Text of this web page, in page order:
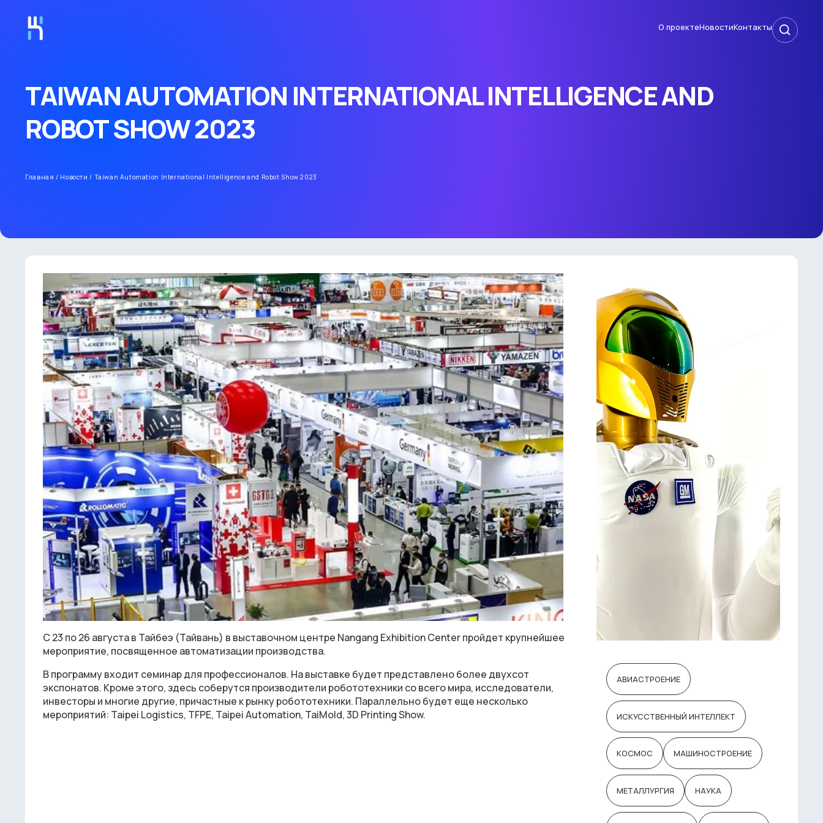
О проектеНовостиКонтакты
TAIWAN AUTOMATION INTERNATIONAL INTELLIGENCE AND
ROBOT SHOW 2023
Главная / Новости / Taiwan Automation International Intelligence and Robot Show 2023
С 23 по 26 августа в Тайбеэ (Тайвань) в выставочном центре Nangang Exhibition Center пройдет крупнейшее
мероприятие, посвященное автоматизации производства.
В программу входит семинар для профессионалов. На выставке будет представлено более двухсот
экспонатов. Кроме этого, здесь соберутся производители робототехники со всего мира, исследователи,
инвесторы и многие другие, причастные к рынку робототехники. Параллельно будет еще несколько
мероприятий: Taipei Logistics, TFPE, Taipei Automation, TaiMold, 3D Printing Show.
АВИАСТРОЕНИЕ
ИСКУССТВЕННЫЙ ИНТЕЛЛЕКТ
КОСМОС МАШИНОСТРОЕНИЕ
МЕТАЛЛУРГИЯ НАУКА